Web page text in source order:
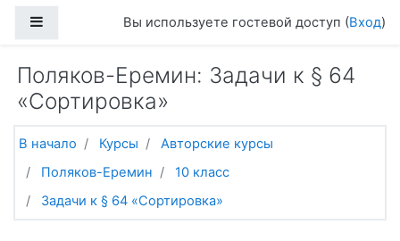
Боковая панельВы используете гостевой доступ (Вход)
Поляков-Еремин: Задачи к § 64
«Сортировка»
В начало Курсы
Авторские курсы
Поляков-Еремин
10 класс
Задачи к § 64 «Сортировка»